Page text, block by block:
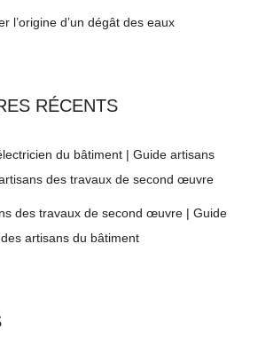
l’origine d’un dégât des eaux
RÉCENTS
du bâtiment | Guide artisans
des travaux de second œuvre
des travaux de second œuvre | Guide
artisans du bâtiment